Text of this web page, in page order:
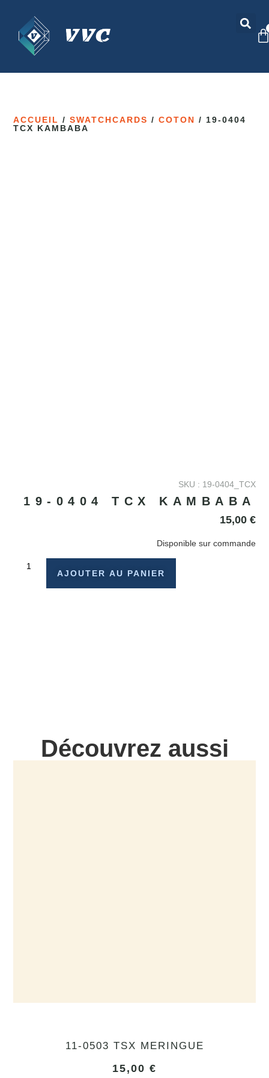
ACCUEIL /SWATCHCARDS /COTON / 19-0404
TCX KAMBABA
SKU : 19-0404_TCX
19-0404 TCX KAMBABA
15,00 €
Disponible sur commande
AJOUTER AU PANIER
Découvrez aussi
11-0503 TSX MERINGUE
15,00 €